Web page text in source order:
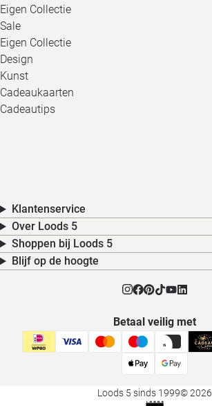
Eigen Collectie
Sale
Eigen Collectie
Design
Kunst
Cadeaukaarten
Cadeautips
Klantenservice
Over Loods 5
Shoppen bij Loods 5
Blijf op de hoogte
Betaal veilig met
Loods 5 sinds 1999© 2026